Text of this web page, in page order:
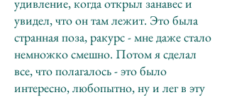
увидел, что он там лежит. Это была
странная поза, ракурс - мне даже стало
немножко смешно. Потом я сделал
все, что полагалось - это было
интересно, любопытно, ну и лег в эту